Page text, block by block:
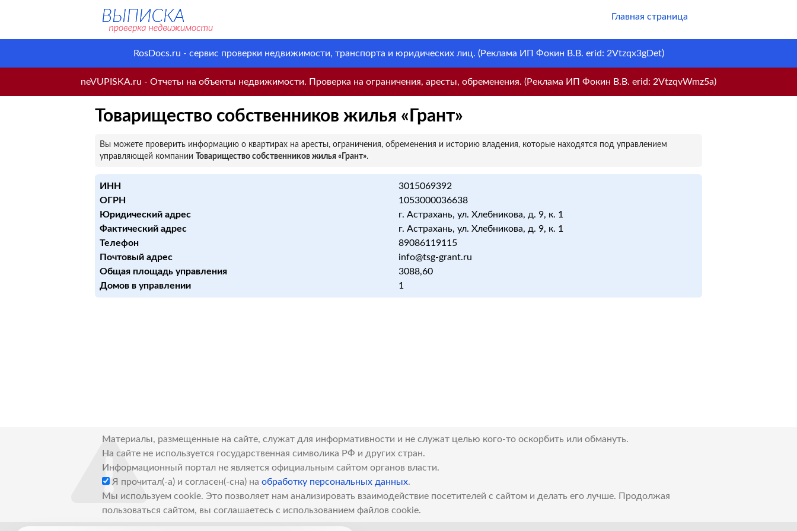
Главная страница
RosDocs.ru - сервис проверки недвижимости, транспорта и юридических лиц. (Реклама ИП Фокин В.В. erid: 2Vtzqx3gDet)
neVUPISKA.ru - Отчеты на объекты недвижимости. Проверка на ограничения, аресты, обременения. (Реклама ИП Фокин В.В. erid: 2VtzqvWmz5a)
Товарищество собственников жилья «Грант»
Вы можете проверить информацию о квартирах на аресты, ограничения, обременения и историю владения, которые находятся под управлением
управляющей компании
Товарищество собственников жилья «Грант».
ИНН
3015069392
ОГРН
1053000036638
Юридический адрес
г. Астрахань, ул. Хлебникова, д. 9, к. 1
Фактический адрес
г. Астрахань, ул. Хлебникова, д. 9, к. 1
Телефон
89086119115
Почтовый адрес
info@tsg-grant.ru
Общая площадь управления
3088,60
Домов в управлении
1
Материалы, размещенные на сайте, служат для информативности и не служат целью кого-то оскорбить или обмануть.
На сайте не используется государственная символика РФ и других стран.
Информационный портал не является официальным сайтом органов власти.
Я прочитал(-а) и согласен(-сна) на обработку персональных данных.
Мы используем cookie. Это позволяет нам анализировать взаимодействие посетителей с сайтом и делать его лучше. Продолжая
пользоваться сайтом, вы соглашаетесь с использованием файлов cookie.